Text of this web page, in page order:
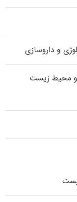
و داروسازی
و محیط زیست